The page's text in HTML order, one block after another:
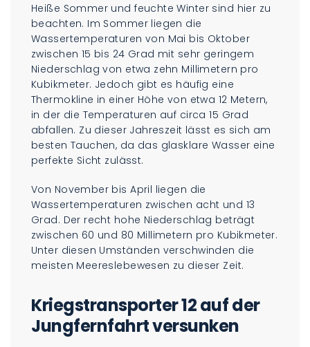
Heiße Sommer und feuchte Winter sind hier zu
beachten. Im Sommer liegen die
Wassertemperaturen von Mai bis Oktober
zwischen 15 bis 24 Grad mit sehr geringem
Niederschlag von etwa zehn Millimetern pro
Kubikmeter. Jedoch gibt es häufig eine
Thermokline in einer Höhe von etwa 12 Metern,
in der die Temperaturen auf circa 15 Grad
abfallen. Zu dieser Jahreszeit lässt es sich am
besten Tauchen, da das glasklare Wasser eine
perfekte Sicht zulässt.
Von November bis April liegen die
Wassertemperaturen zwischen acht und 13
Grad. Der recht hohe Niederschlag beträgt
zwischen 60 und 80 Millimetern pro Kubikmeter.
Unter diesen Umständen verschwinden die
meisten Meereslebewesen zu dieser Zeit.
Kriegstransporter 12 auf der
Jungfernfahrt versunken